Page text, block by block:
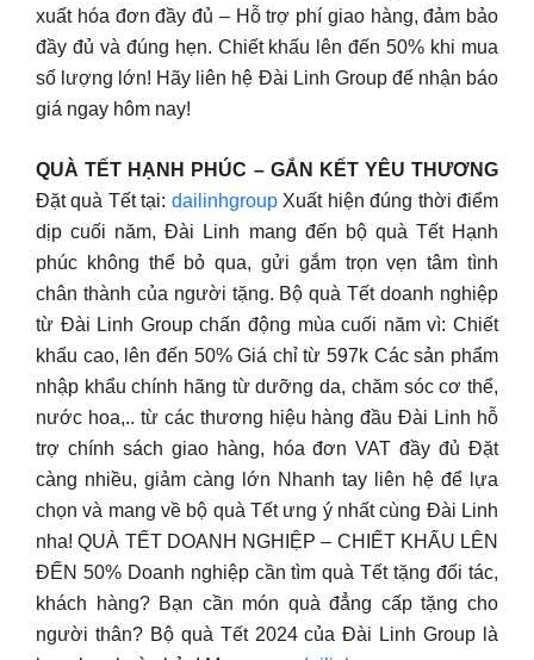
xuất hóa đơn đầy đủ – Hỗ trợ phí giao hàng, đảm bảo
đầy đủ và đúng hẹn. Chiết khấu lên đến 50% khi mua
số lượng lớn! Hãy liên hệ Đài Linh Group để nhận báo
giá ngay hôm nay!
QUÀ TẾT HẠNH PHÚC – GẮN KẾT YÊU THƯƠNG
Đặt quà Tết tại: dailinhgroupXuất hiện đúng thời điểm
dịp cuối năm, Đài Linh mang đến bộ quà Tết Hạnh
phúc không thể bỏ qua, gửi gắm trọn vẹn tâm tình
chân thành của người tặng. Bộ quà Tết doanh nghiệp
từ Đài Linh Group chấn động mùa cuối năm vì: Chiết
khấu cao, lên đến 50% Giá chỉ từ 597k Các sản phẩm
nhập khẩu chính hãng từ dưỡng da, chăm sóc cơ thể,
nước hoa,.. từ các thương hiệu hàng đầu Đài Linh hỗ
trợ chính sách giao hàng, hóa đơn VAT đầy đủ Đặt
càng nhiều, giảm càng lớn Nhanh tay liên hệ để lựa
chọn và mang về bộ quà Tết ưng ý nhất cùng Đài Linh
nha! QUÀ TẾT DOANH NGHIỆP – CHIẾT KHẤU LÊN
ĐẾN 50% Doanh nghiệp cần tìm quà Tết tặng đối tác,
khách hàng? Bạn cần món quà đẳng cấp tặng cho
người thân? Bộ quà Tết 2024 của Đài Linh Group là